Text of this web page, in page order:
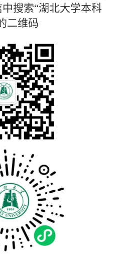
搜索“湖北大学本科
二维码